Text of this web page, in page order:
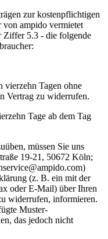
zur kostenpflichtigen
von ampido vermietet
5.3 - die folgende
vierzehn Tagen ohne
Vertrag zu widerrufen.
Tage ab dem Tag
müssen Sie uns
19-21, 50672 Köln;
(z. B. ein mit der
oder E-Mail) über Ihren
widerrufen, informieren.
Muster-
das jedoch nicht